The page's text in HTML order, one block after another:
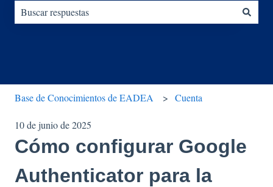
Base de Conocimientos de EADEA Cuenta
10 de junio de 2025
Cómo configurar Google
Authenticator para la